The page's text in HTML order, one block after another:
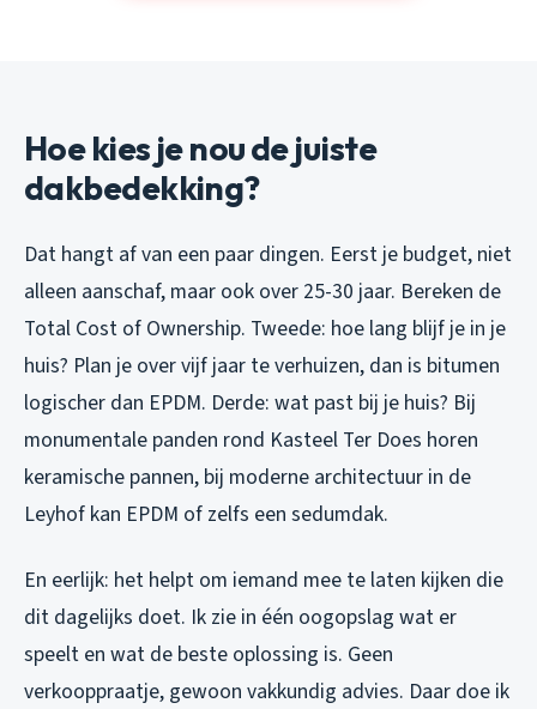
Hoe kies je nou de juiste
dakbedekking?
Dat hangt af van een paar dingen. Eerst je budget, niet
alleen aanschaf, maar ook over 25-30 jaar. Bereken de
Total Cost of Ownership. Tweede: hoe lang blijf je in je
huis? Plan je over vijf jaar te verhuizen, dan is bitumen
logischer dan EPDM. Derde: wat past bij je huis? Bij
monumentale panden rond Kasteel Ter Does horen
keramische pannen, bij moderne architectuur in de
Leyhof kan EPDM of zelfs een sedumdak.
En eerlijk: het helpt om iemand mee te laten kijken die
dit dagelijks doet. Ik zie in één oogopslag wat er
speelt en wat de beste oplossing is. Geen
verkooppraatje, gewoon vakkundig advies. Daar doe ik